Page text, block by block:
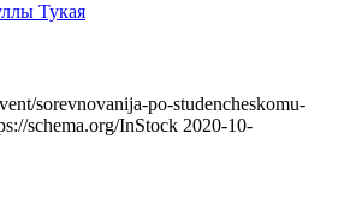
Тукая
sorevnovanija-po-studencheskomu-
schema.org/InStock 2020-10-